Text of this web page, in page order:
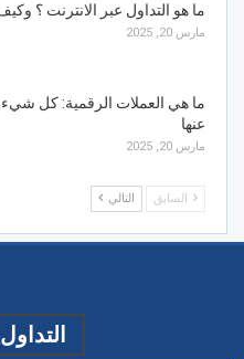
ما هو التداول عبر الانترنت ؟
مارس 20, 2025
ما هي العملات الرقمية: كل
عنها
مارس 20, 2025
السابق التالي